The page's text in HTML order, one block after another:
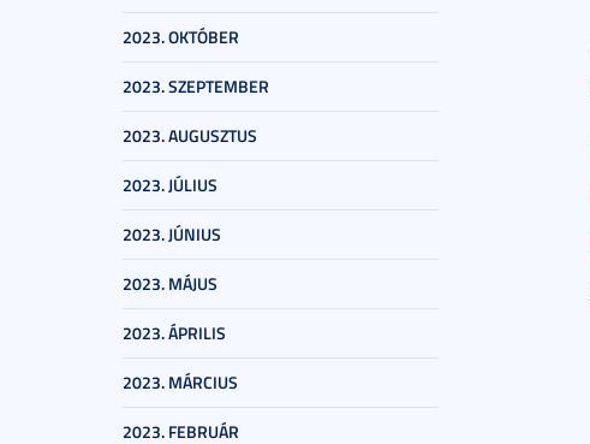
2023. OKTÓBER
2023. SZEPTEMBER
2023. AUGUSZTUS
2023. JÚLIUS
2023. JÚNIUS
2023. MÁJUS
2023. ÁPRILIS
2023. MÁRCIUS
2023. FEBRUÁR